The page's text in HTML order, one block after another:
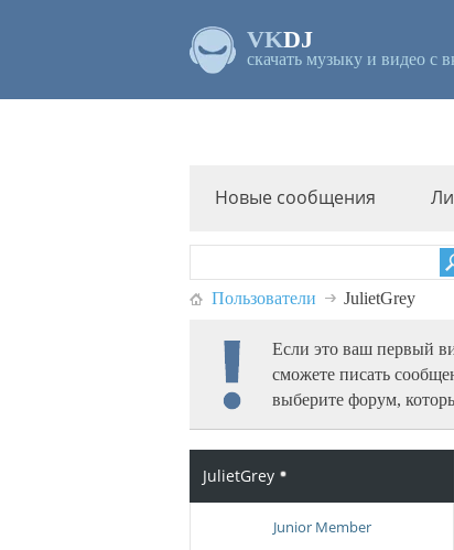
VKDJ
скачать музыку и видео с
Новые сообщения
Пользователи JulietGrey
Если это ваш первый
сможете писать
выберите форум,
JulietGrey
Junior Member